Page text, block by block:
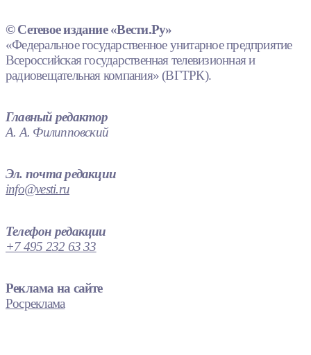
© Сетевое издание «Вести.Ру»
«Федеральное государственное унитарное предприятие
Всероссийская государственная телевизионная и
радиовещательная компания» (ВГТРК).
Главный редактор
А. А. Филипповский
Эл. почта редакции
info@vesti.ru
Телефон редакции
+7 495 232 63 33
Реклама на сайте
Росреклама